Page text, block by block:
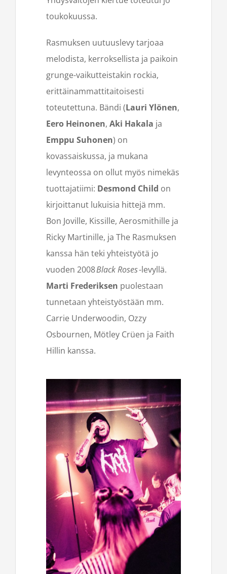
toukokuussa.
Rasmuksen uutuuslevy tarjoaa
melodista, kerroksellista ja paikoin
grunge-vaikutteistakin rockia,
erittäinammattitaitoisesti
toteutettuna. Bändi (Lauri Ylönen,
Eero Heinonen, Aki Hakala ja
Emppu Suhonen) on
kovassaiskussa, ja mukana
levynteossa on ollut myös nimekäs
tuottajatiimi: Desmond Child on
kirjoittanut lukuisia hittejä mm.
Bon Joville, Kissille, Aerosmithille ja
Ricky Martinille, ja The Rasmuksen
kanssa hän teki yhteistyötä jo
vuoden 2008Black Roses-levyllä.
Marti Frederiksen puolestaan
tunnetaan yhteistyöstään mm.
Carrie Underwoodin, Ozzy
Osbournen, Mötley Crüen ja Faith
Hillin kanssa.